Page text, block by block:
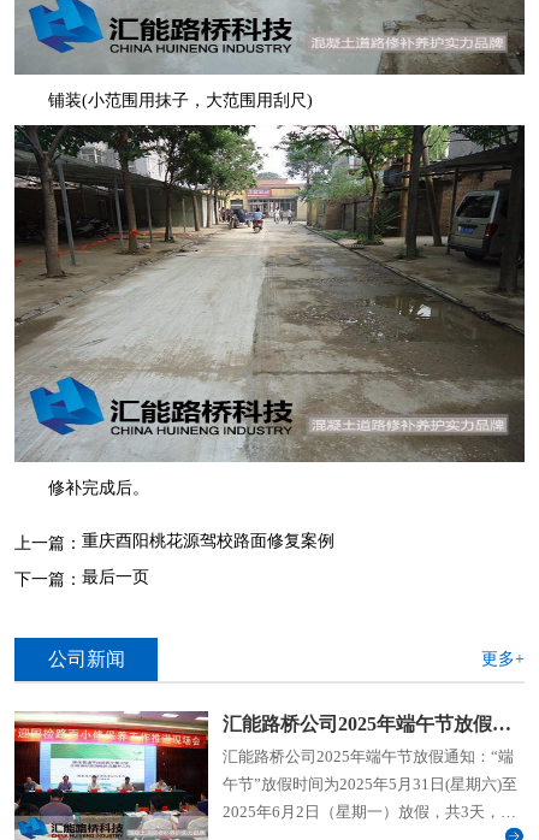
铺装(小范围用抹子，大范围用刮尺)
修补完成后。
上一篇： 重庆酉阳桃花源驾校路面修复案例
下一篇： 最后一页
公司新闻 更多+
汇能路桥公司2025年端午节放假通知
汇能路桥公司2025年端午节放假通知：“端
午节”放假时间为2025年5月31日(星期六)至
2025年6月2日（星期一）放假，共3天，